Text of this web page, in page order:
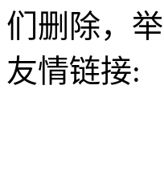
们删除，
友情链接: